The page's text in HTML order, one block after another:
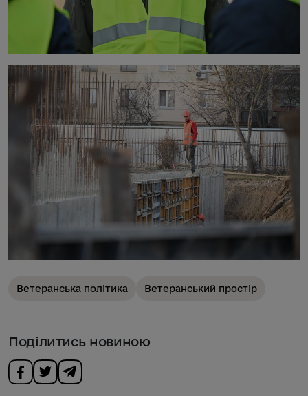
Ветеранська політика Ветеранський простір
Поділитись новиною